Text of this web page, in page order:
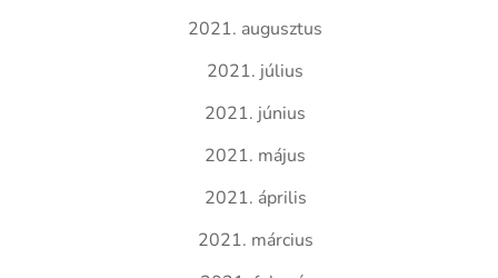
2021. augusztus
2021. július
2021. június
2021. május
2021. április
2021. március